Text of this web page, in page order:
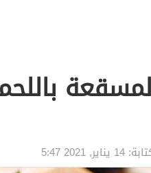
14 يناير, 2021 5:47